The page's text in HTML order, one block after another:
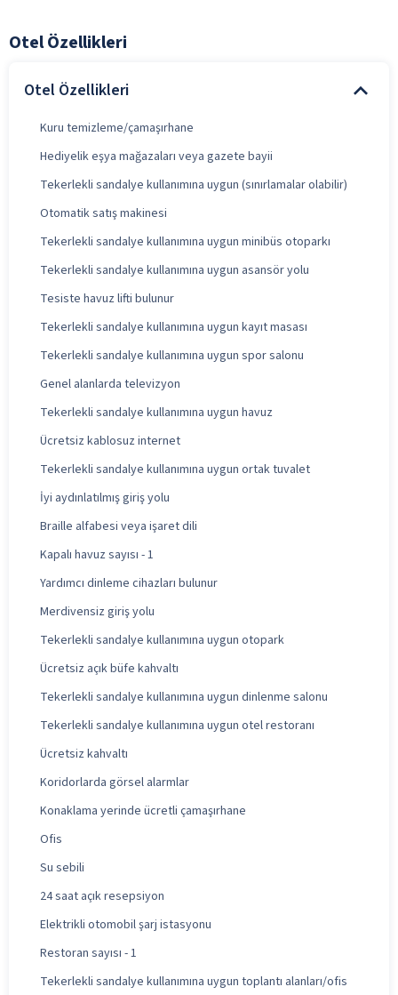
Otel Özellikleri
Otel Özellikleri
Kuru temizleme/çamaşırhane
Hediyelik eşya mağazaları veya gazete bayii
Tekerlekli sandalye kullanımına uygun (sınırlamalar olabilir)
Otomatik satış makinesi
Tekerlekli sandalye kullanımına uygun minibüs otoparkı
Tekerlekli sandalye kullanımına uygun asansör yolu
Tesiste havuz lifti bulunur
Tekerlekli sandalye kullanımına uygun kayıt masası
Tekerlekli sandalye kullanımına uygun spor salonu
Genel alanlarda televizyon
Tekerlekli sandalye kullanımına uygun havuz
Ücretsiz kablosuz internet
Tekerlekli sandalye kullanımına uygun ortak tuvalet
İyi aydınlatılmış giriş yolu
Braille alfabesi veya işaret dili
Kapalı havuz sayısı - 1
Yardımcı dinleme cihazları bulunur
Merdivensiz giriş yolu
Tekerlekli sandalye kullanımına uygun otopark
Ücretsiz açık büfe kahvaltı
Tekerlekli sandalye kullanımına uygun dinlenme salonu
Tekerlekli sandalye kullanımına uygun otel restoranı
Ücretsiz kahvaltı
Koridorlarda görsel alarmlar
Konaklama yerinde ücretli çamaşırhane
Ofis
Su sebili
24 saat açık resepsiyon
Elektrikli otomobil şarj istasyonu
Restoran sayısı - 1
Tekerlekli sandalye kullanımına uygun toplantı alanları/ofis